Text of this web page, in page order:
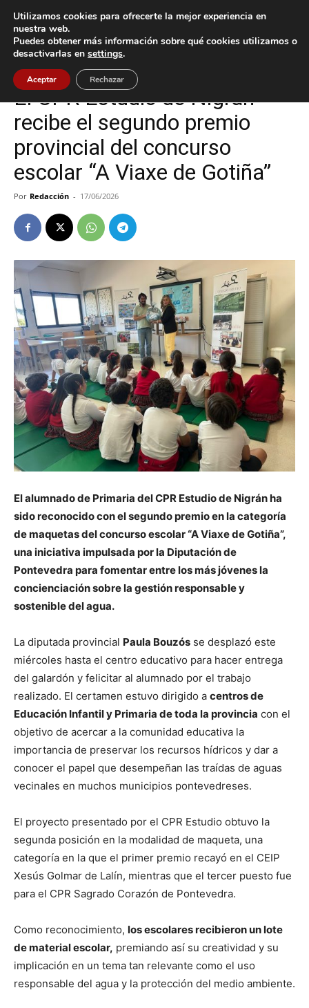
Inicio Nigrán
Nigrán
El CPR Estudio de Nigrán
recibe el segundo premio
provincial del concurso
escolar “A Viaxe de Gotiña”
Por Redacción - 17/06/2026
El alumnado de Primaria del CPR Estudio de Nigrán ha
sido reconocido con el segundo premio en la categoría
de maquetas del concurso escolar “A Viaxe de Gotiña”,
una iniciativa impulsada por la Diputación de
Pontevedra para fomentar entre los más jóvenes la
concienciación sobre la gestión responsable y
sostenible del agua.
La diputada provincial Paula Bouzós se desplazó este
miércoles hasta el centro educativo para hacer entrega
del galardón y felicitar al alumnado por el trabajo
realizado. El certamen estuvo dirigido a centros de
Educación Infantil y Primaria de toda la provincia con el
objetivo de acercar a la comunidad educativa la
importancia de preservar los recursos hídricos y dar a
conocer el papel que desempeñan las traídas de aguas
vecinales en muchos municipios pontevedreses.
El proyecto presentado por el CPR Estudio obtuvo la
segunda posición en la modalidad de maqueta, una
categoría en la que el primer premio recayó en el CEIP
Xesús Golmar de Lalín, mientras que el tercer puesto fue
para el CPR Sagrado Corazón de Pontevedra.
Como reconocimiento, los escolares recibieron un lote
de material escolar, premiando así su creatividad y su
implicación en un tema tan relevante como el uso
responsable del agua y la protección del medio ambiente.
Utilizamos cookies para ofrecerte la mejor experiencia en
nuestra web.
Puedes obtener más información sobre qué cookies utilizamos o
desactivarlas en settings.
Aceptar Rechazar